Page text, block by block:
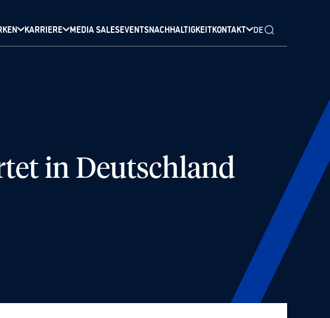
KARRIERE MEDIA SALESEVENTSNACHHALTIGKEITKONTAKT DE
in Deutschland